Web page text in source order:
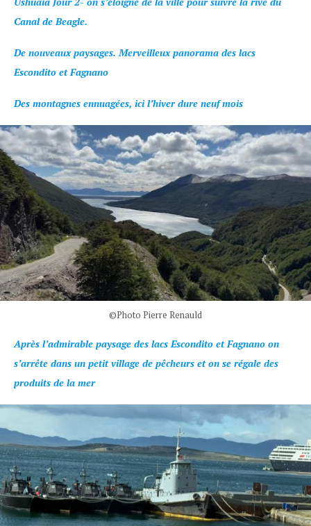
Canal de Beagle.
De nouveaux paysages. Merveilleux panorama des lacs
Escondito et Fagnano
Des montagnes ennuagées, ici l’hiver dure neuf mois
©Photo Pierre Renauld
Après l’admirable paysage des lacs Escondito et Fagnano on
s’arrête dans un petit village de pêcheurs et on se régale des
produits de la mer